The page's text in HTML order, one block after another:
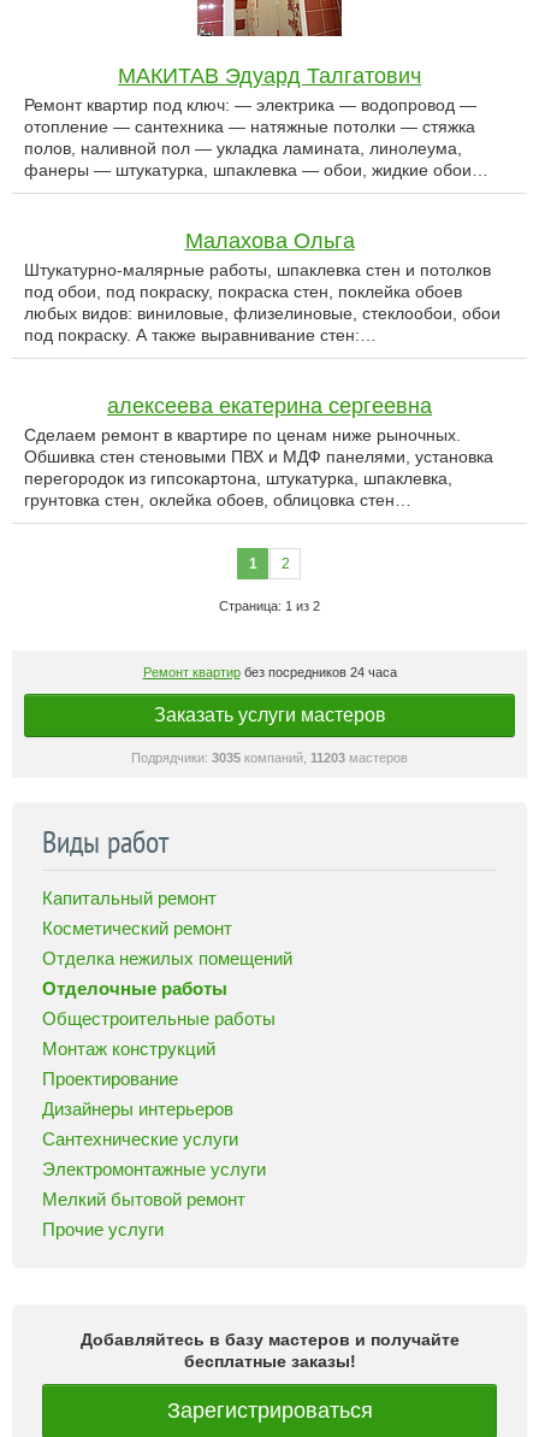
МАКИТАВ Эдуард Талгатович
Ремонт квартир под ключ: — электрика — водопровод —
отопление — сантехника — натяжные потолки — стяжка
полов, наливной пол — укладка ламината, линолеума,
фанеры — штукатурка, шпаклевка — обои, жидкие обои…
Малахова Ольга
Штукатурно-малярные работы, шпаклевка стен и потолков
под обои, под покраску, покраска стен, поклейка обоев
любых видов: виниловые, флизелиновые, стеклообои, обои
под покраску. А также выравнивание стен:…
алексеева екатерина сергеевна
Сделаем ремонт в квартире по ценам ниже рыночных.
Обшивка стен стеновыми ПВХ и МДФ панелями, установка
перегородок из гипсокартона, штукатурка, шпаклевка,
грунтовка стен, оклейка обоев, облицовка стен…
1 2
Страница: 1 из 2
Ремонт квартирбез посредников 24 часа
Заказать услуги мастеров
Подрядчики: 3035 компаний, 11203 мастеров
Виды работ
Капитальный ремонт
Косметический ремонт
Отделка нежилых помещений
Отделочные работы
Общестроительные работы
Монтаж конструкций
Проектирование
Дизайнеры интерьеров
Сантехнические услуги
Электромонтажные услуги
Мелкий бытовой ремонт
Прочие услуги
Добавляйтесь в базу мастеров и получайте
бесплатные заказы!
Зарегистрироваться